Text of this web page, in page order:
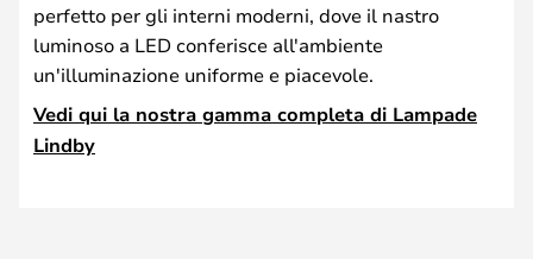
perfetto per gli interni moderni, dove il nastro
luminoso a LED conferisce all'ambiente
un'illuminazione uniforme e piacevole.
Vedi qui la nostra gamma completa di Lampade
Lindby